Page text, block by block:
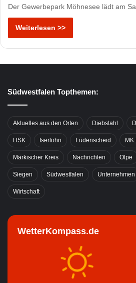
Der Gewerbepark Möhnesee lädt am
Weiterlesen >>
Südwestfalen Topthemen:
Aktuelles aus den Orten Diebstahl
HSK Iserlohn Lüdenscheid MK
Märkischer Kreis Nachrichten Olpe
Siegen Südwestfalen Unternehmen
Wirtschaft
WetterKompass.de